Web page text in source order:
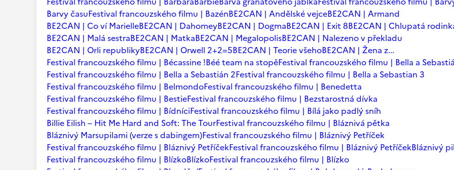
Barvy časuFestival francouzského filmu | BazénBE2CAN | Andělské vejceBE2CAN | Armand
BE2CAN | Co ví MarielleBE2CAN | DahomeyBE2CAN | DogmaBE2CAN | Exit 8BE2CAN | Chlupatá
BE2CAN | Malá sestraBE2CAN | MatkaBE2CAN | MegalopolisBE2CAN | Nalezeno v překladu
BE2CAN | Orli republikyBE2CAN | Orwell 2+2=5BE2CAN | Teorie všehoBE2CAN | Žena z...
Festival francouzského filmu | Bécassine !Béé team na stopěFestival francouzského filmu | Bella a
Festival francouzského filmu | Bella a Sebastián 2Festival francouzského filmu | Bella a Sebastian 3
Festival francouzského filmu | BelmondoFestival francouzského filmu | Benedetta
Festival francouzského filmu | BestieFestival francouzského filmu | Bezstarostná dívka
Festival francouzského filmu | BídníciFestival francouzského filmu | Bílá jako padlý sníh
Billie Eilish – Hit Me Hard and Soft: The TourFestival francouzského filmu | Bláznivá pětka
Bláznivý Marsupilami (verze s dabingem)Festival francouzského filmu | Bláznivý Petříček
Festival francouzského filmu | Bláznivý PetříčekFestival francouzského filmu | Bláznivý PetříčekBláznivý
Festival francouzského filmu | BlízkoBlízkoFestival francouzského filmu | Blízko